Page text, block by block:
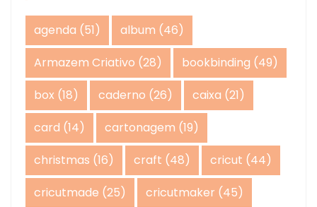
agenda (51) album (46)
Armazem Criativo (28) bookbinding (49)
box (18) caderno (26) caixa (21)
card (14) cartonagem (19)
christmas (16) craft (48) cricut (44)
cricutmade (25) cricutmaker (45)